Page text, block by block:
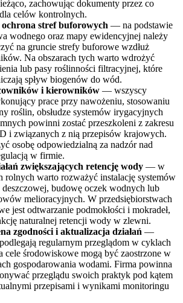
zachowując dokumenty przez co
celów kontrolnych.
ochrona stref buforowych — na podstawie
wodnego oraz mapy ewidencyjnej należy
na gruncie strefy buforowe wzdłuż
Na obszarach tych warto wdrożyć
lub pasy roślinności filtracyjnej, które
spływ biogenów do wód.
i kierowników — wszyscy
prace przy nawożeniu, stosowaniu
roślin, obsłudze systemów irygacyjnych
powinni zostać przeszkoleni z zakresu
i związanych z nią przepisów krajowych.
osobę odpowiedzialną za nadzór nad
w firmie.
zwiększających retencję wody — w
rolnych warto rozważyć instalację systemów
budowę oczek wodnych lub
melioracyjnych. W przedsiębiorstwach
jest odtwarzanie podmokłości i mokradeł,
naturalnej retencji wody w zlewni.
zgodności i aktualizacja działań —
regularnym przeglądom w cyklach
cele środowiskowe mogą być zaostrzone w
gospodarowania wodami. Firma powinna
przeglądu swoich praktyk pod kątem
przepisami i wynikami monitoringu